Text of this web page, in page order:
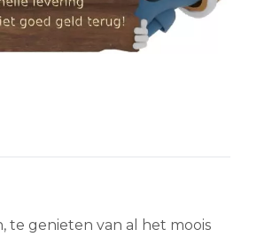
te genieten van al het moois